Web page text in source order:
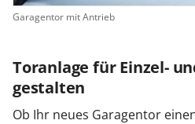
Garagentor mit Antrieb
Toranlage für Einzel-
gestalten
Ob Ihr neues Garagentor